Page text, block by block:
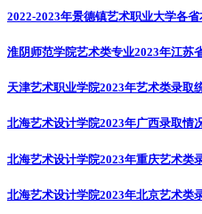
2022-2023年景德镇艺术职业大学各
淮阴师范学院艺术类专业2023年江苏
天津艺术职业学院2023年艺术类录取
北海艺术设计学院2023年广西录取情
北海艺术设计学院2023年重庆艺术类
北海艺术设计学院2023年北京艺术类